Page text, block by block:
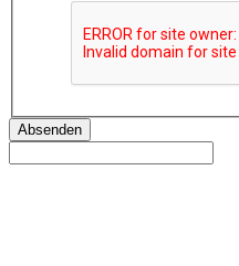
Absenden